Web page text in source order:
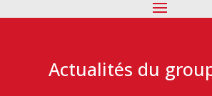
Actualités du